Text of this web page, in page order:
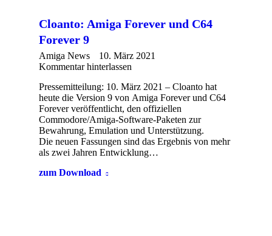
Cloanto: Amiga Forever und C64
Forever 9
Amiga News
10. März 2021
Kommentar hinterlassen
Pressemitteilung: 10. März 2021 – Cloanto hat
heute die Version 9 von Amiga Forever und C64
Forever veröffentlicht, den offiziellen
Commodore/Amiga-Software-Paketen zur
Bewahrung, Emulation und Unterstützung.
Die neuen Fassungen sind das Ergebnis von mehr
als zwei Jahren Entwicklung…
zum Download